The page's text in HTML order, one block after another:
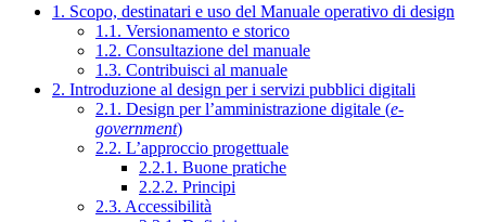
1. Scopo, destinatari e uso del Manuale operativo di design
1.1. Versionamento e storico
1.2. Consultazione del manuale
1.3. Contribuisci al manuale
2. Introduzione al design per i servizi pubblici digitali
2.1. Design per l’amministrazione digitale (e-
government)
2.2. L’approccio progettuale
2.2.1. Buone pratiche
2.2.2. Principi
2.3. Accessibilità